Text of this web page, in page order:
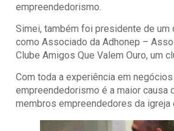
empreendedorismo.
Simei, também foi presidente de
como Associado da Adhonep –
Clube Amigos Que Valem Ouro, um
Com toda a experiência em
empreendedorismo é a maior causa
membros empreendedores da